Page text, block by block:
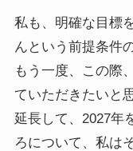
私も、明確な目標
んという前提条件
もう一度、この際
ていただきたいと
延長して、2027年
ろについて、私は